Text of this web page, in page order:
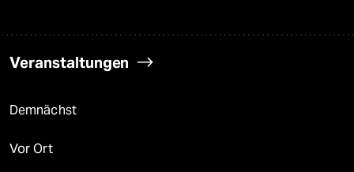
Veranstaltungen
Demnächst
Vor Ort